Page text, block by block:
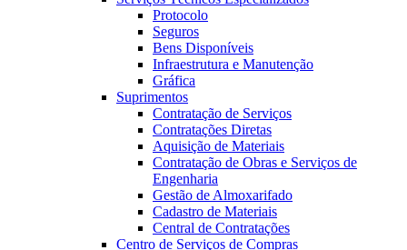
Protocolo
Seguros
Bens Disponíveis
Infraestrutura e Manutenção
Gráfica
Suprimentos
Contratação de Serviços
Contratações Diretas
Aquisição de Materiais
Contratação de Obras e Serviços de
Engenharia
Gestão de Almoxarifado
Cadastro de Materiais
Central de Contratações
Centro de Serviços de Compras